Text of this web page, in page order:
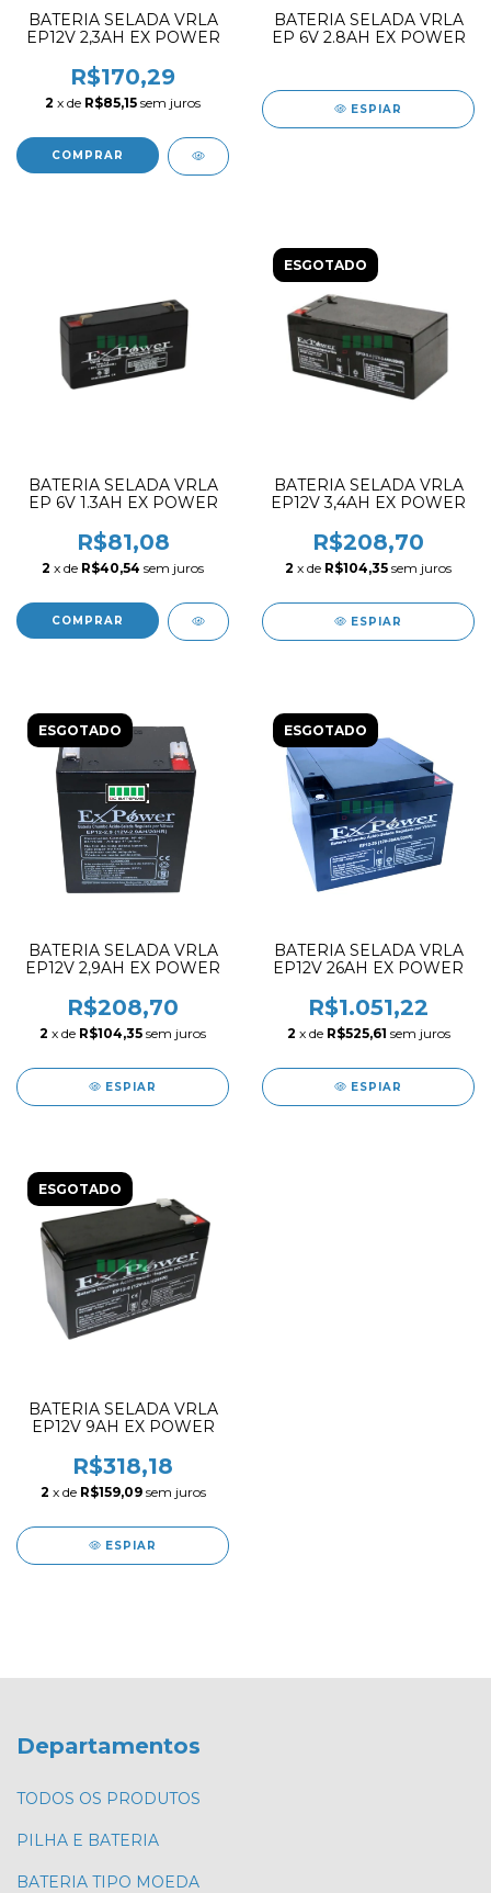
BATERIA SELADA VRLA
EP12V 2,3AH EX POWER
R$170,29
2 x de R$85,15 sem juros
BATERIA SELADA VRLA
EP 6V 2.8AH EX POWER
ESPIAR
BATERIA SELADA VRLA
EP 6V 1.3AH EX POWER
R$81,08
2 x de R$40,54 sem juros
ESGOTADO
BATERIA SELADA VRLA
EP12V 3,4AH EX POWER
R$208,70
2 x de R$104,35 sem juros
ESPIAR
ESGOTADO
BATERIA SELADA VRLA
EP12V 2,9AH EX POWER
R$208,70
2 x de R$104,35 sem juros
ESPIAR
ESGOTADO
BATERIA SELADA VRLA
EP12V 26AH EX POWER
R$1.051,22
2 x de R$525,61 sem juros
ESPIAR
ESGOTADO
BATERIA SELADA VRLA
EP12V 9AH EX POWER
R$318,18
2 x de R$159,09 sem juros
ESPIAR
Departamentos
TODOS OS PRODUTOS
PILHA E BATERIA
BATERIA TIPO MOEDA